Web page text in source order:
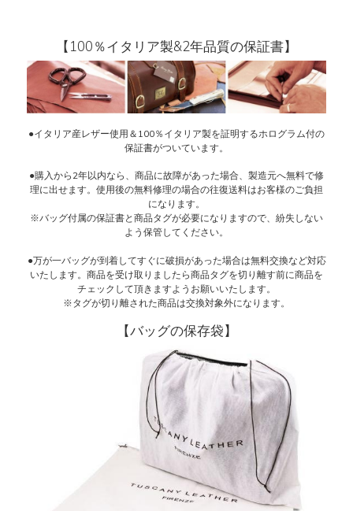
【100％イタリア製&2年品質の保証書】
●イタリア産レザー使用＆100％イタリア製を証明するホログラム付の
保証書がついています。
●購入から2年以内なら、商品に故障があった場合、製造元へ無料で修
理に出せます。使用後の無料修理の場合の往復送料はお客様のご負担
になります。
※バッグ付属の保証書と商品タグが必要になりますので、紛失しない
よう保管してください。
●万が一バッグが到着してすぐに破損があった場合は無料交換など対応
いたします。商品を受け取りましたら商品タグを切り離す前に商品を
チェックして頂きますようお願いいたします。
※タグが切り離された商品は交換対象外になります。
【バッグの保存袋】